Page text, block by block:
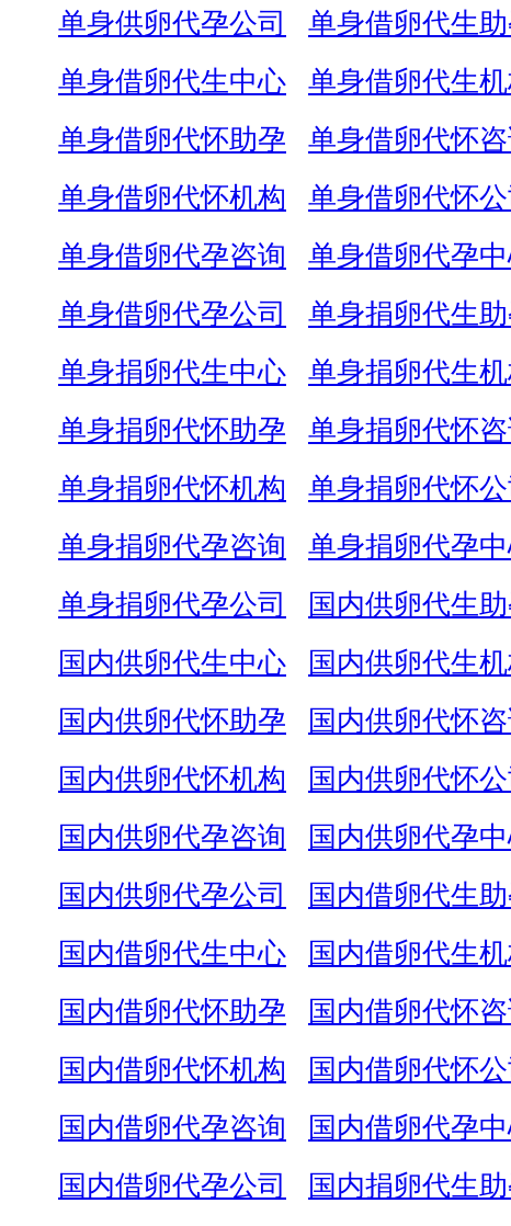
单身供卵代孕公司
单身借卵代生
单身借卵代生中心
单身借卵代生
单身借卵代怀助孕
单身借卵代怀
单身借卵代怀机构
单身借卵代怀公
单身借卵代孕咨询
单身借卵代孕
单身借卵代孕公司
单身捐卵代生
单身捐卵代生中心
单身捐卵代生
单身捐卵代怀助孕
单身捐卵代怀
单身捐卵代怀机构
单身捐卵代怀公
单身捐卵代孕咨询
单身捐卵代孕
单身捐卵代孕公司
国内供卵代生
国内供卵代生中心
国内供卵代生
国内供卵代怀助孕
国内供卵代怀
国内供卵代怀机构
国内供卵代怀公
国内供卵代孕咨询
国内供卵代孕
国内供卵代孕公司
国内借卵代生
国内借卵代生中心
国内借卵代生
国内借卵代怀助孕
国内借卵代怀
国内借卵代怀机构
国内借卵代怀公
国内借卵代孕咨询
国内借卵代孕
国内借卵代孕公司
国内捐卵代生